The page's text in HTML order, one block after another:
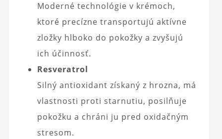
Moderné technológie v krémoch,
ktoré precízne transportujú aktívne
zložky hlboko do pokožky a zvyšujú
ich účinnosť.
Resveratrol
Silný antioxidant získaný z hrozna, má
vlastnosti proti starnutiu, posilňuje
pokožku a chráni ju pred oxidačným
stresom.